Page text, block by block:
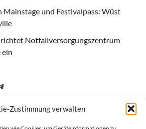
Zustimmung verwalten
Mainstage und Festivalpass: Wüst
Notfallversorgungszentrum
ein